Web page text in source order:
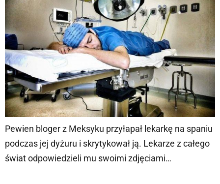
Pewien bloger z Meksyku przyłapał lekarkę na spaniu
podczas jej dyżuru i skrytykował ją. Lekarze z całego
świat odpowiedzieli mu swoimi zdjęciami…